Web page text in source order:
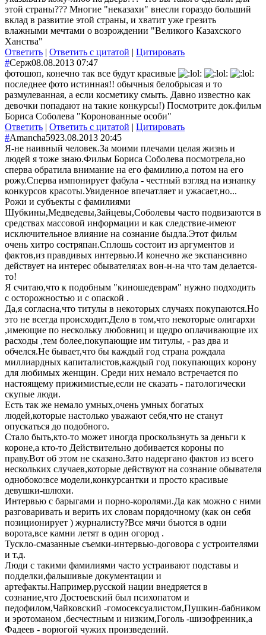
этой страны??? Многие "неказахи" внесли гораздо больший
вклад в развитие этой страны, и хватит уже грезить
влажными мечтами о возрождении "Великого Казахского
Ханства"
Ответить | Ответить с цитатой | Цитировать
#Серж08.08.2013 07:47
фотошоп, конечно так все будут красивые
последнее фото истинная!! обычныя белобрысая и то
размулеванная, а если косметику смыть. Давно известно как
девочки попадают на такие конкурсы!) Посмотрите док.фильм
Бориса Соболева "Коронованные особи"
Ответить | Ответить с цитатой | Цитировать
#Amancha5923.08.2013 20:45
Я-не наивный человек.За моими плечами целая жизнь и
людей я тоже знаю.Фильм Бориса Соболева посмотрела,но
сперва обратила внимание на его фамилию,а потом на его
рожу.Сперва импонирует фабула - честный взгляд на изнанку
конкурсов красоты.Увиденное впечатляет и ужасает,но...
Рожи и субъекты с фамилиями
Шубкины,Медведевы,Зайцевы,Соболевы часто подвизаются в
средствах массовой информации и как следствие-имеют
исключительное влияние на сознание быдла.Этот фильм
очень хитро состряпан.Сплошь состоит из аргументов и
фактов,из правдивых интервью.И конечно же экспансивно
действует на интерес обывателя:ах вон-н-на что там делается-
то!
Я считаю,что к подобным "киношедеврам" нужно подходить
с осторожностью и с опаской .
Да,я согласна,что титулы в некоторых случаях покупаются.Но
это не всегда происходит.Дело в том,что некоторые олигархи
,имеющие по нескольку любовниц и щедро оплачивающие их
расходы ,тем более,покупающие им титулы, - раз два и
обчелся.Не бывает,что бы каждый год страна рождала
миллиардных капиталистов,каждый год покупающих корону
для любимых женщин. Среди них немало встречается по
настоящему прижимистые,если не сказать - патологически
скупые люди.
Есть так же немало умных,очень умных богатых
людей,которые настолько уважают себя,что не станут
опускаться до подобного.
Стало быть,кто-то может иногда проскользнуть за деньги к
короне,а кто-то Действительно добивается короны по
праву.Вот об этом не сказано.Зато надергано фактов из всего
нескольких случаев,которые действуют на сознание обывателя
однобоко:все модели,конкурсантки и просто красивые
девушки-шлюхи.
Интервью с барыгами и порно-королями.Да как можно с ними
разговаривать и верить их словам порядочному (как он себя
позиционирует ) журналисту?Все мячи бъются в одни
ворота,все камни летят в один огород .
Тускло-смазанные съемки-интервью-договора с устроителями
и т.д.
Люди с такими фамилиями часто устраивают подставы и
подделки,фальшивые документации и
артефакты.Например,русской нации внедряется в
сознание,что Достоевский был психопатом и
педофилом,Чайковский -гомосексуалистом,Пушкин-бабником
и эротоманом ,бесчестным и низким,Гоголь -шизофренник,а
Фадеев - ворюгой чужих произведений.